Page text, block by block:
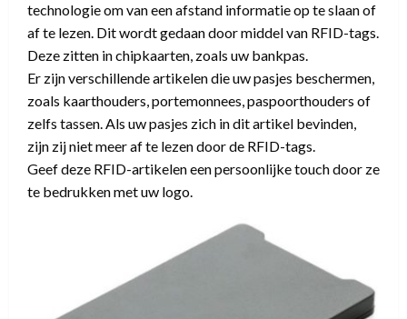
technologie om van een afstand informatie op te slaan of
af te lezen. Dit wordt gedaan door middel van RFID-tags.
Deze zitten in chipkaarten, zoals uw bankpas.
Er zijn verschillende artikelen die uw pasjes beschermen,
zoals kaarthouders, portemonnees, paspoorthouders of
zelfs tassen. Als uw pasjes zich in dit artikel bevinden,
zijn zij niet meer af te lezen door de RFID-tags.
Geef deze RFID-artikelen een persoonlijke touch door ze
te bedrukken met uw logo.